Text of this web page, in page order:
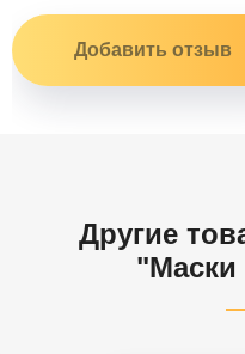
Другие
"Маски